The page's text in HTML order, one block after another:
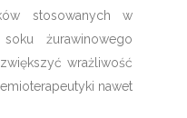
stosowanych w
żurawinowego
wrażliwość
nawet